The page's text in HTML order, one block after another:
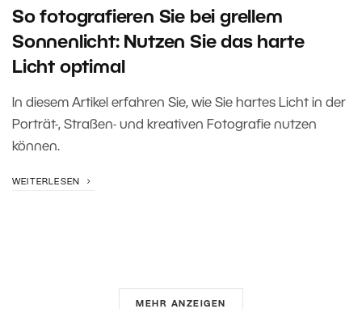
So fotografieren Sie bei grellem
Sonnenlicht: Nutzen Sie das harte
Licht optimal
In diesem Artikel erfahren Sie, wie Sie hartes Licht in der
Porträt-, Straßen- und kreativen Fotografie nutzen
können.
WEITERLESEN
MEHR ANZEIGEN